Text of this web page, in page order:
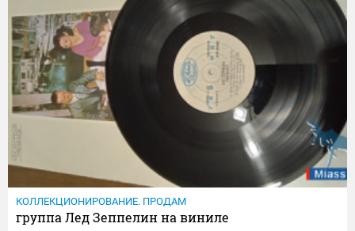
КОЛЛЕКЦИОНИРОВАНИЕ. ПРОДАМ
группа Лед Зеппелин на виниле